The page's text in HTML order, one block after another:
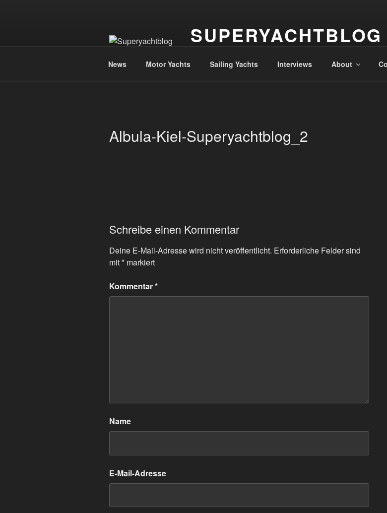
SUPERYACHTBLOG
News Motor Yachts Sailing Yachts Interviews About
Albula-Kiel-Superyachtblog_2
Schreibe einen Kommentar
Deine E-Mail-Adresse wird nicht veröffentlicht. Erforderliche Felder sind
mit* markiert
Kommentar*
Name
E-Mail-Adresse